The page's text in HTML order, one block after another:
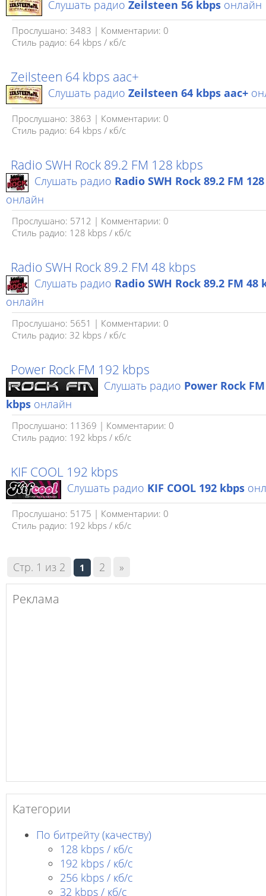
Слушать радио Zeilsteen 56 kbps онлайн
Прослушано: 3483 | Комментарии: 0
Стиль радио: 64 kbps / кб/c
Zeilsteen 64 kbps aac+
Слушать радио Zeilsteen 64 kbps aac+
Прослушано: 3863 | Комментарии: 0
Стиль радио: 64 kbps / кб/c
Radio SWH Rock 89.2 FM 128 kbps
Слушать радио Radio SWH Rock 89.2 FM
онлайн
Прослушано: 5712 | Комментарии: 0
Стиль радио: 128 kbps / кб/c
Radio SWH Rock 89.2 FM 48 kbps
Слушать радио Radio SWH Rock 89.2 FM 48
онлайн
Прослушано: 5651 | Комментарии: 0
Стиль радио: 32 kbps / кб/c
Power Rock FM 192 kbps
Слушать радио Power Rock
kbps онлайн
Прослушано: 11369 | Комментарии: 0
Стиль радио: 192 kbps / кб/c
KIF COOL 192 kbps
Слушать радио KIF COOL 192 kbps
Прослушано: 5175 | Комментарии: 0
Стиль радио: 192 kbps / кб/c
Стр. 1 из 2 1 2 »
Реклама
Категории
По битрейту (качеству)
128 kbps / кб/c
192 kbps / кб/c
256 kbps / кб/с
32 kbps / кб/c